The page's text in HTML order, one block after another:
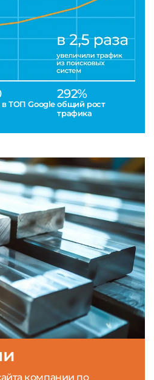
ТОП Google
292%
общий рост
трафика
компании по